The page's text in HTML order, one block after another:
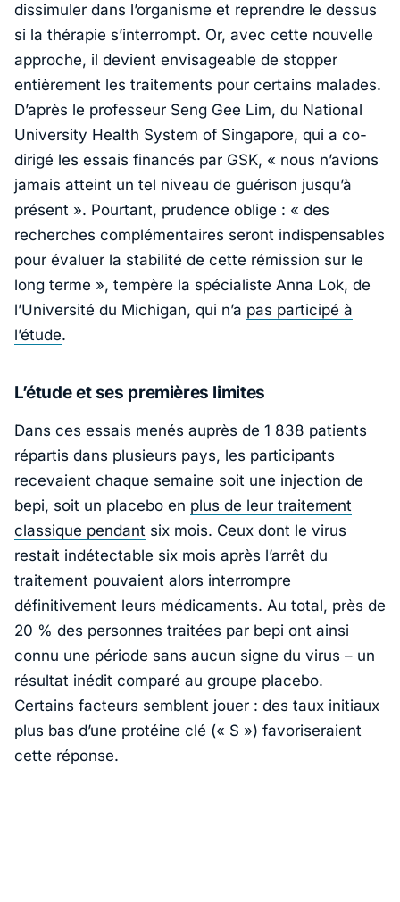
dissimuler dans l’organisme et reprendre le dessus
si la thérapie s’interrompt. Or, avec cette nouvelle
approche, il devient envisageable de stopper
entièrement les traitements pour certains malades.
D’après le professeur Seng Gee Lim, du National
University Health System of Singapore, qui a co-
dirigé les essais financés par GSK, « nous n’avions
jamais atteint un tel niveau de guérison jusqu’à
présent ». Pourtant, prudence oblige : « des
recherches complémentaires seront indispensables
pour évaluer la stabilité de cette rémission sur le
long terme », tempère la spécialiste Anna Lok, de
l’Université du Michigan, qui n’a pas participé à
l’étude.
L’étude et ses premières limites
Dans ces essais menés auprès de 1 838 patients
répartis dans plusieurs pays, les participants
recevaient chaque semaine soit une injection de
bepi, soit un placebo en plus de leur traitement
classique pendant six mois. Ceux dont le virus
restait indétectable six mois après l’arrêt du
traitement pouvaient alors interrompre
définitivement leurs médicaments. Au total, près de
20 % des personnes traitées par bepi ont ainsi
connu une période sans aucun signe du virus – un
résultat inédit comparé au groupe placebo.
Certains facteurs semblent jouer : des taux initiaux
plus bas d’une protéine clé (« S ») favoriseraient
cette réponse.